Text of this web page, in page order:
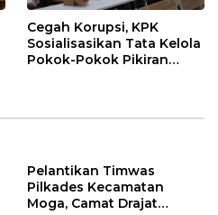
Cegah Korupsi, KPK
Sosialisasikan Tata Kelola
Pokok-Pokok Pikiran
Pelantikan Timwas
Pilkades Kecamatan
Moga, Camat Drajat